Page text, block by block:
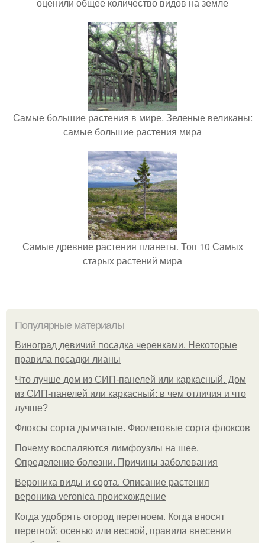
Самые большие растения в мире. Зеленые великаны:
самые большие растения мира
Самые древние растения планеты. Топ 10 Самых
старых растений мира
Популярные материалы
Виноград девичий посадка черенками. Некоторые
правила посадки лианы
Что лучше дом из СИП-панелей или каркасный. Дом
из СИП-панелей или каркасный: в чем отличия и что
лучше?
Флоксы сорта дымчатые. Фиолетовые сорта флоксов
Почему воспаляются лимфоузлы на шее.
Определение болезни. Причины заболевания
Вероника виды и сорта. Описание растения
вероника veronica происхождение
Когда удобрять огород перегноем. Когда вносят
перегной: осенью или весной, правила внесения